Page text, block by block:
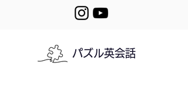
403. Appreciating
パズル英会話